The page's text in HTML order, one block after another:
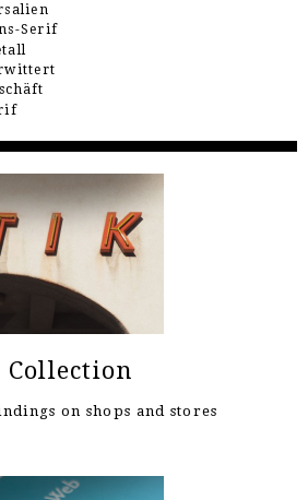
Serif
Collection
on shops and stores